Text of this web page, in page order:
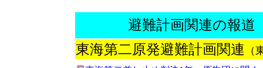
避難計画関連の報道
東海第二原発避難計画関連 （